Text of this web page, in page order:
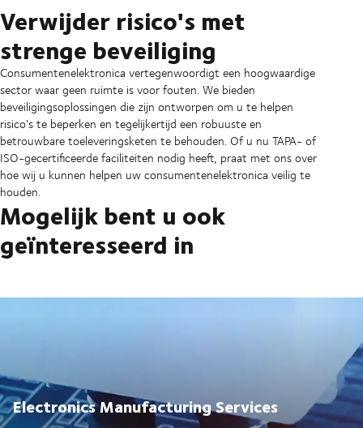
Verwijder risico's met
strenge beveiliging
Consumentenelektronica vertegenwoordigt een hoogwaardige
sector waar geen ruimte is voor fouten. We bieden
beveiligingsoplossingen die zijn ontworpen om u te helpen
risico's te beperken en tegelijkertijd een robuuste en
betrouwbare toeleveringsketen te behouden. Of u nu TAPA- of
ISO-gecertificeerde faciliteiten nodig heeft, praat met ons over
hoe wij u kunnen helpen uw consumentenelektronica veilig te
houden.
Mogelijk bent u ook
geïnteresseerd in
Electronics Manufacturing Services